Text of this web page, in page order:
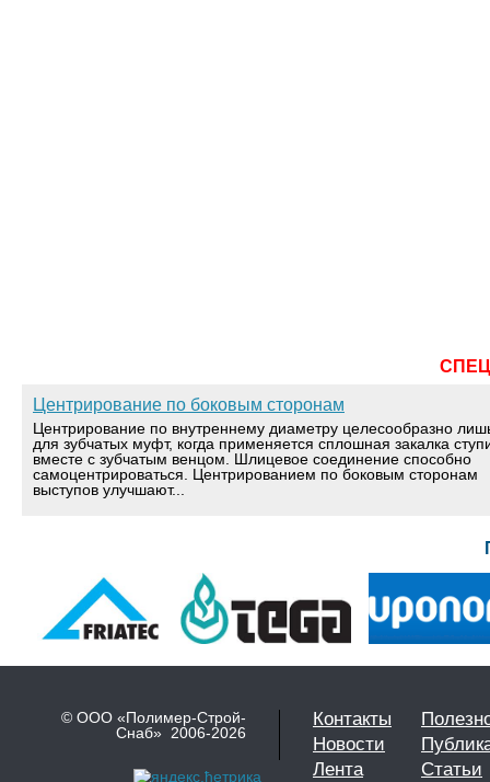
Центрирование по боковым сторонам
Центрирование по внутреннему диаметру целесообразно
для зубчатых муфт, когда применяется сплошная закалка
вместе с зубчатым венцом. Шлицевое соединение способно
самоцентрироваться. Центрированием по боковым сторонам
выступов улучшают...
© ООО «Полимер-Строй-
Снаб» 2006-2026
Контакты
Новости
Лента
Статьи